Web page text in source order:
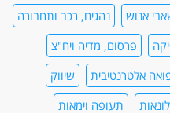
אנוש
נהגים, רכב ותחבורה
פרסום, מדיה ויח"צ
אלטרנטיבית
שיווק
תעופה וימאות